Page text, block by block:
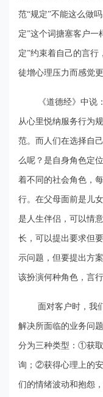
范“规定”不能这么做
定”这个词搪塞客户一
定”约束着自己的言行
徒增心理压力而感觉更
《道德经》中说
从心里悦纳服务行为
范。而人们在选择自
么呢？是自身角色定
着不同的社会角色，
行。在父母面前是儿
是人生伴侣，可以情
长，可以提出要求但
示问题，但要提出方
该扮演何种角色，言
面对客户时，我
解决所面临的业务问
分为三种类型：①获
询；②获得心理上的
们的情绪波动和抱怨